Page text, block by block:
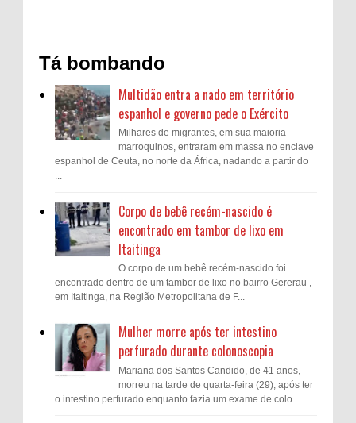
Tá bombando
Multidão entra a nado em território
espanhol e governo pede o Exército
Milhares de migrantes, em sua maioria
marroquinos, entraram em massa no enclave
espanhol de Ceuta, no norte da África, nadando a partir do
...
Corpo de bebê recém-nascido é
encontrado em tambor de lixo em
Itaitinga
O corpo de um bebê recém-nascido foi
encontrado dentro de um tambor de lixo no bairro Gererau ,
em Itaitinga, na Região Metropolitana de F...
Mulher morre após ter intestino
perfurado durante colonoscopia
Mariana dos Santos Candido, de 41 anos,
morreu na tarde de quarta-feira (29), após ter
o intestino perfurado enquanto fazia um exame de colo...